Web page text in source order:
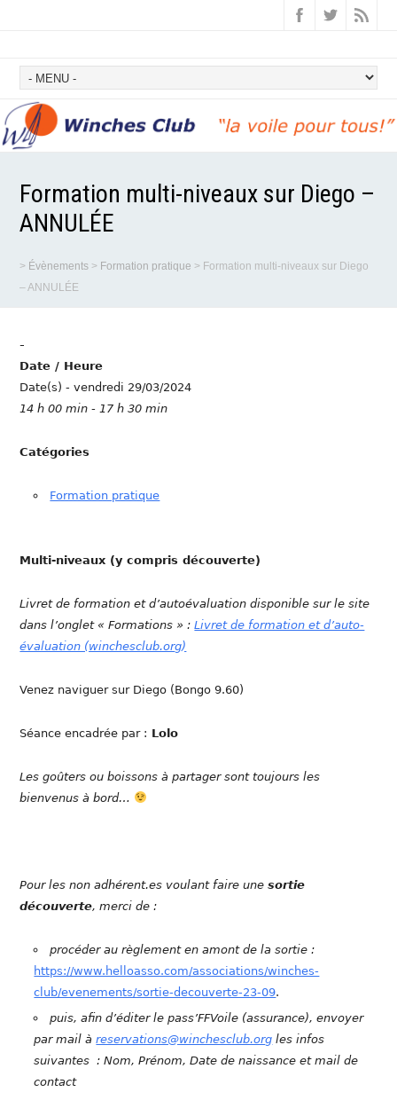
Formation multi-niveaux sur Diego –
ANNULÉE
> Évènements > Formation pratique > Formation multi-niveaux sur Diego
– ANNULÉE
-
Date / Heure
Date(s) - vendredi 29/03/2024
14 h 00 min - 17 h 30 min
Catégories
Formation pratique
Multi-niveaux (y compris découverte)
Livret de formation et d’autoévaluation disponible sur le site
dans l’onglet « Formations » :Livret de formation et d’auto-
évaluation (winchesclub.org)
Venez naviguer sur Diego (Bongo 9.60)
Séance encadrée par : Lolo
Les goûters ou boissons à partager sont toujours les
bienvenus à bord…
Pour les non adhérent.es voulant faire unesortie
découverte, merci de :
procéder au règlement en amont de la sortie :
https://www.helloasso.com/associations/winches-
club/evenements/sortie-decouverte-23-09.
puis, afin d’éditer le pass’FFVoile (assurance), envoyer
par mail àreservations@winchesclub.org les infos
suivantes : Nom, Prénom, Date de naissance et mail de
contact